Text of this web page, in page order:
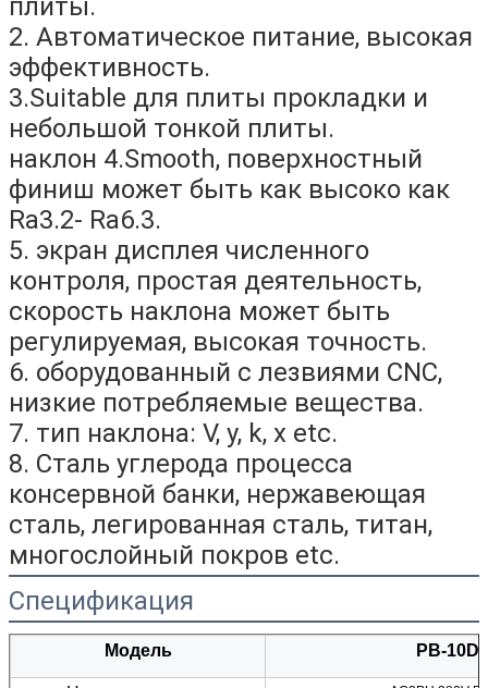
плиты.
2. Автоматическое питание, высокая
эффективность.
3.Suitable для плиты прокладки и
небольшой тонкой плиты.
наклон 4.Smooth, поверхностный
финиш может быть как высоко как
Ra3.2- Ra6.3.
5. экран дисплея численного
контроля, простая деятельность,
скорость наклона может быть
регулируемая, высокая точность.
6. оборудованный с лезвиями CNC,
низкие потребляемые вещества.
7. тип наклона: V, y, k, x etc.
8. Сталь углерода процесса
консервной банки, нержавеющая
сталь, легированная сталь, титан,
многослойный покров etc.
Спецификация
Модель PB-10D